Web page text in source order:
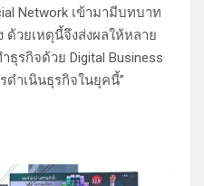
Network เข้ามามีบทบาท
ด้วยเหตุนี้จึงส่งผลให้หลาย
รกิจด้วย Digital Business
ดำเนินธุรกิจในยุคนี้”